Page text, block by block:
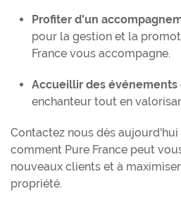
Profiter d'un
pour la gestion et la
France vous accompagne.
Accueillir des événements
enchanteur tout en
Contactez nous dès
comment Pure France peut
nouveaux clients et à
propriété.